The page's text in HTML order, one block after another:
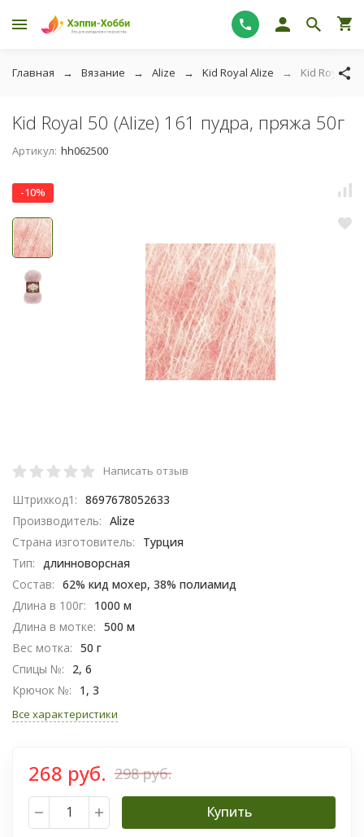
Главная Вязание Alize Kid Royal Alize Kid Royal
Kid Royal 50 (Alize) 161 пудра, пряжа 50г
Артикул: hh062500
-10%
Написать отзыв
Штрихкод1: 8697678052633
Производитель: Alize
Страна изготовитель:
Турция
Тип: длинноворсная
Состав: 62% кид мохер, 38% полиамид
Длина в 100г:
1000 м
Длина в мотке: 500 м
Вес мотка: 50 г
Спицы №:
2, 6
Крючок №:
1, 3
Все характеристики
268 руб. 298 руб.
Купить